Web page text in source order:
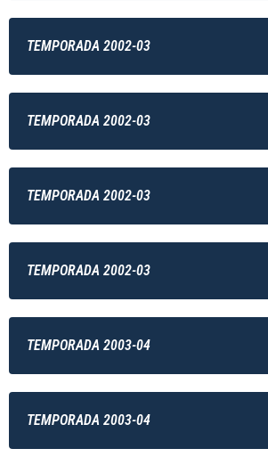
TEMPORADA 2002-03
TEMPORADA 2002-03
TEMPORADA 2002-03
TEMPORADA 2002-03
TEMPORADA 2003-04
TEMPORADA 2003-04